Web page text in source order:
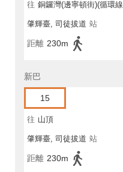
往 銅鑼灣(邊寧頓街)(循環
肇輝臺, 司徒拔道 站
距離 230m
新巴
15
往 山頂
肇輝臺, 司徒拔道 站
距離 230m